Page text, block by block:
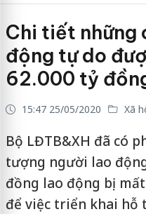
Chi tiết những
động tự do
62.000 tỷ
15:47 25/05/2020 Xã
Bộ LĐTB&XH đã có
tượng người lao
đồng lao động bị
để việc triển khai hỗ